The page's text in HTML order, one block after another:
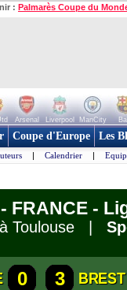
: Palmarès Coupe du
Arsenal Liverpool ManCity
Coupe d'Europe Les
| Calendrier |
FRANCE -
à Toulouse |
0 3
BREST